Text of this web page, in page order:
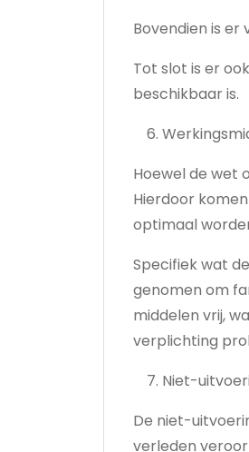
Bovendien is
Tot slot is er
beschikbaar is.
Hoewel de wet
Hierdoor
optimaal
Specifiek wat
genomen om
middelen vrij,
verplichting
Niet-
De niet-
verleden